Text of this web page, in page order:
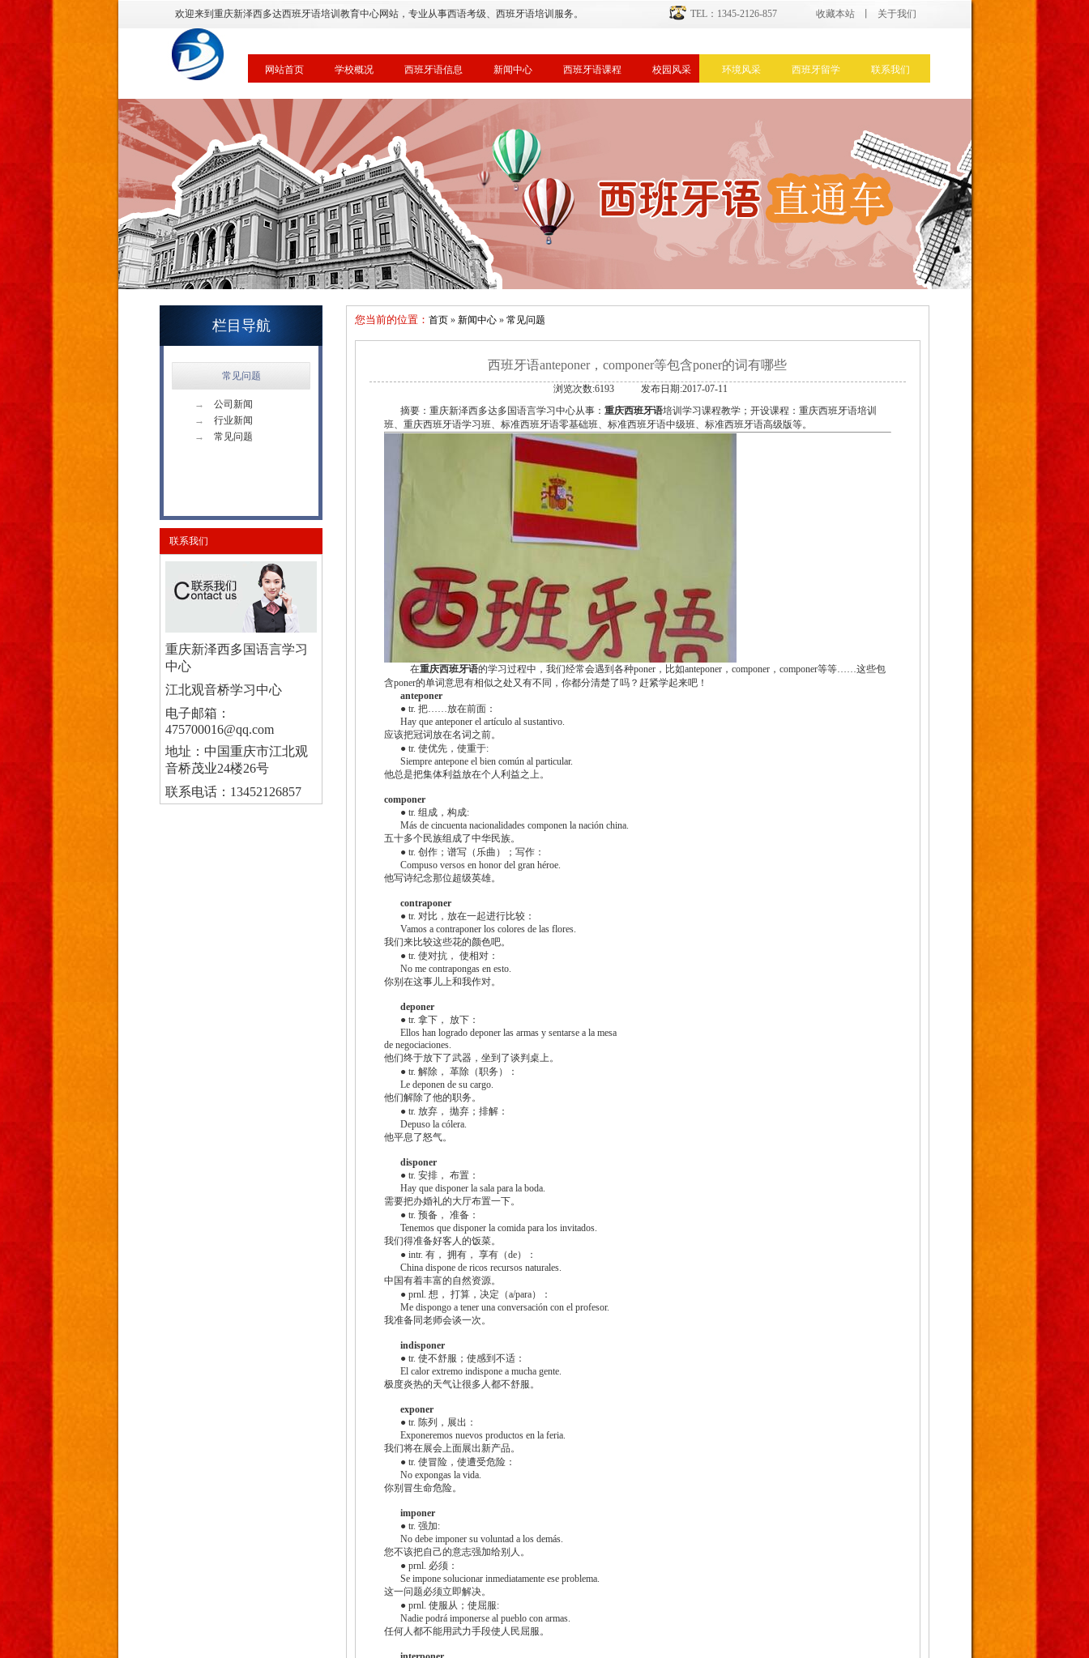
欢迎来到重庆新泽西多达西班牙语培训教育中心网站，专业从事西语考级、西班牙语培训服务。 收藏本站 关于我们
TEL：1345-2126-857
网站首页 学校概况 西班牙语信息 新闻中心 西班牙语课程 校园风采 环境风采 西班牙留学 联系我们
栏目导航
常见问题
→
公司新闻
→
行业新闻
→
常见问题
联系我们
重庆新泽西多国语言学习
中心
江北观音桥学习中心
电子邮箱：
475700016@qq.com
地址：中国重庆市江北观
音桥茂业24楼26号
联系电话：13452126857
您当前的位置： 首页 » 新闻中心 » 常见问题
西班牙语anteponer，componer等包含poner的词有哪些
浏览次数:6193
发布日期:2017-07-11
摘要：重庆新泽西多达多国语言学习中心从事： 重庆西班牙语培训学习课程教学；开设课程：重庆西班牙语培训
班、重庆西班牙语学习班、标准西班牙语零基础班、标准西班牙语中级班、标准西班牙语高级版等。
在重庆西班牙语的学习过程中，我们经常会遇到各种poner，比如anteponer，componer，componer等等……这些包
含poner的单词意思有相似之处又有不同，你都分清楚了吗？赶紧学起来吧！
anteponer
● tr. 把……放在前面：
Hay que anteponer el artículo al sustantivo.
应该把冠词放在名词之前。
● tr. 使优先，使重于:
Siempre antepone el bien común al particular.
他总是把集体利益放在个人利益之上。
componer
● tr. 组成，构成:
Más de cincuenta nacionalidades componen la nación china.
五十多个民族组成了中华民族。
● tr. 创作；谱写（乐曲）；写作：
Compuso versos en honor del gran héroe.
他写诗纪念那位超级英雄。
contraponer
● tr. 对比，放在一起进行比较：
Vamos a contraponer los colores de las flores.
我们来比较这些花的颜色吧。
● tr. 使对抗， 使相对：
No me contrapongas en esto.
你别在这事儿上和我作对。
deponer
● tr. 拿下， 放下：
Ellos han logrado deponer las armas y sentarse a la mesa
de negociaciones.
他们终于放下了武器，坐到了谈判桌上。
● tr. 解除， 革除（职务）：
Le deponen de su cargo.
他们解除了他的职务。
● tr. 放弃， 拋弃；排解：
Depuso la cólera.
他平息了怒气。
disponer
● tr. 安排， 布置：
Hay que disponer la sala para la boda.
需要把办婚礼的大厅布置一下。
● tr. 预备， 准备：
Tenemos que disponer la comida para los invitados.
我们得准备好客人的饭菜。
● intr. 有， 拥有， 享有（de）：
China dispone de ricos recursos naturales.
中国有着丰富的自然资源。
● prnl. 想， 打算，决定（a/para）：
Me dispongo a tener una conversación con el profesor.
我准备同老师会谈一次。
indisponer
● tr. 使不舒服；使感到不适：
El calor extremo indispone a mucha gente.
极度炎热的天气让很多人都不舒服。
exponer
● tr. 陈列，展出：
Exponeremos nuevos productos en la feria.
我们将在展会上面展出新产品。
● tr. 使冒险，使遭受危险：
No expongas la vida.
你别冒生命危险。
imponer
● tr. 强加:
No debe imponer su voluntad a los demás.
您不该把自己的意志强加给别人。
● prnl. 必须：
Se impone solucionar inmediatamente ese problema.
这一问题必须立即解决。
● prnl. 使服从；使屈服:
Nadie podrá imponerse al pueblo con armas.
任何人都不能用武力手段使人民屈服。